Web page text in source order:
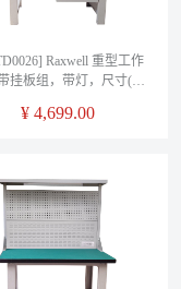
Raxwell 重型工作
挂板组，带灯，尺寸(长
面厚50mm)三吊抽
¥4,699.00